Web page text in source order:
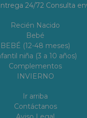
24/72 Consulta
Recién Nacido
Bebé
BEBÉ (12-48 meses)
niña (3 a 10 años)
Complementos
INVIERNO
Ir arriba
Contáctanos